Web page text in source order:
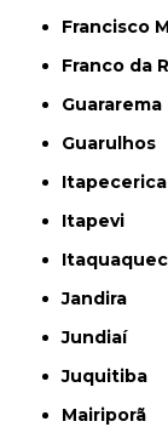
Francisco
Franco da
Guararema
Guarulhos
Itapevi
Jandira
Jundiaí
Juquitiba
Mairiporã